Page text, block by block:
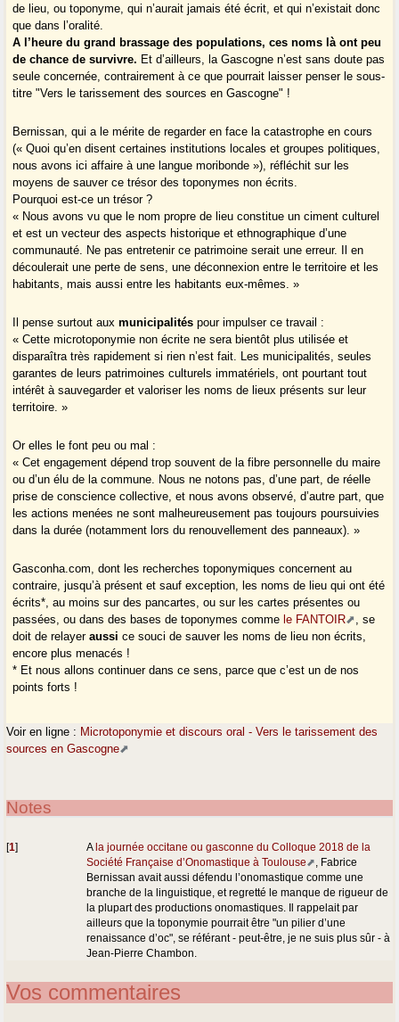
de lieu, ou toponyme, qui n’aurait jamais été écrit, et qui n’existait donc
que dans l’oralité.
A l’heure du grand brassage des populations, ces noms là ont peu
de chance de survivre. Et d’ailleurs, la Gascogne n’est sans doute pas
seule concernée, contrairement à ce que pourrait laisser penser le sous-
titre "Vers le tarissement des sources en Gascogne" !
Bernissan, qui a le mérite de regarder en face la catastrophe en cours
(« Quoi qu’en disent certaines institutions locales et groupes politiques,
nous avons ici affaire à une langue moribonde »), réfléchit sur les
moyens de sauver ce trésor des toponymes non écrits.
Pourquoi est-ce un trésor ?
« Nous avons vu que le nom propre de lieu constitue un ciment culturel
et est un vecteur des aspects historique et ethnographique d’une
communauté. Ne pas entretenir ce patrimoine serait une erreur. Il en
découlerait une perte de sens, une déconnexion entre le territoire et les
habitants, mais aussi entre les habitants eux-mêmes. »
Il pense surtout auxmunicipalités pour impulser ce travail :
« Cette microtoponymie non écrite ne sera bientôt plus utilisée et
disparaîtra très rapidement si rien n’est fait. Les municipalités, seules
garantes de leurs patrimoines culturels immatériels, ont pourtant tout
intérêt à sauvegarder et valoriser les noms de lieux présents sur leur
territoire. »
Or elles le font peu ou mal :
« Cet engagement dépend trop souvent de la fibre personnelle du maire
ou d’un élu de la commune. Nous ne notons pas, d’une part, de réelle
prise de conscience collective, et nous avons observé, d’autre part, que
les actions menées ne sont malheureusement pas toujours poursuivies
dans la durée (notamment lors du renouvellement des panneaux). »
Gasconha.com, dont les recherches toponymiques concernent au
contraire, jusqu’à présent et sauf exception, les noms de lieu qui ont été
écrits*, au moins sur des pancartes, ou sur les cartes présentes ou
passées, ou dans des bases de toponymes comme le FANTOIR
, se
doit de relayeraussi ce souci de sauver les noms de lieu non écrits,
encore plus menacés !
* Et nous allons continuer dans ce sens, parce que c’est un de nos
points forts !
Voir en ligne : Microtoponymie et discours oral - Vers le tarissement des
sources en Gascogne
Notes
[1] Ala journée occitane ou gasconne du Colloque 2018 de la
Société Française d’Onomastique à Toulouse
, Fabrice
Bernissan avait aussi défendu l’onomastique comme une
branche de la linguistique, et regretté le manque de rigueur de
la plupart des productions onomastiques. Il rappelait par
ailleurs que la toponymie pourrait être "un pilier d’une
renaissance d’oc", se référant - peut-être, je ne suis plus sûr - à
Jean-Pierre Chambon.
Vos commentaires